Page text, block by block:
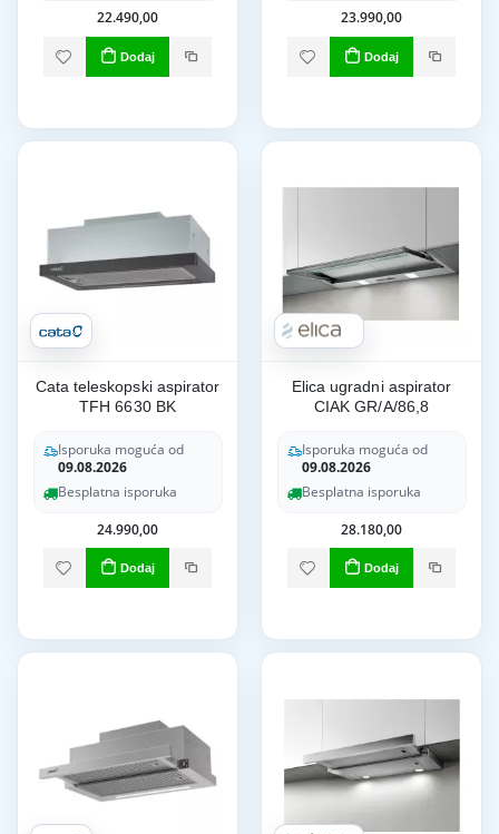
22.490,00
Dodaj
23.990,00
Dodaj
Cata teleskopski aspirator
TFH 6630 BK
Isporuka moguća od
09.08.2026
Besplatna isporuka
24.990,00
Dodaj
Elica ugradni aspirator
CIAK GR/A/86,8
Isporuka moguća od
09.08.2026
Besplatna isporuka
28.180,00
Dodaj